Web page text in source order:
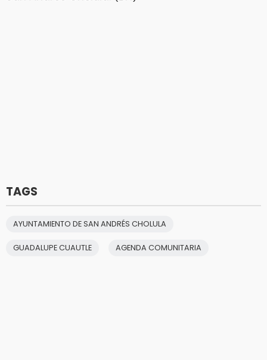
TAGS
AYUNTAMIENTO DE SAN ANDRÉS CHOLULA
GUADALUPE CUAUTLE AGENDA COMUNITARIA